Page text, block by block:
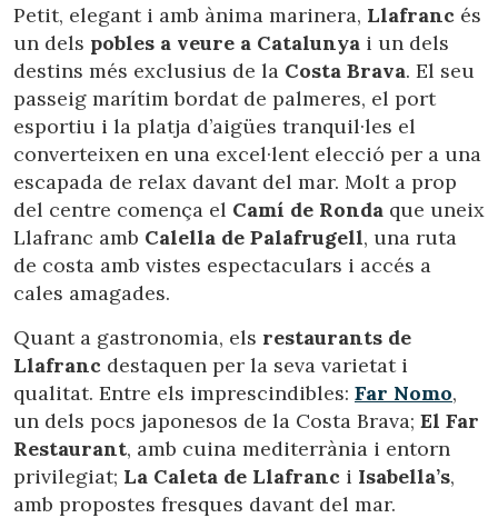
Petit, elegant i amb ànima marinera, Llafranc és
un dels pobles a veure a Catalunya i un dels
destins més exclusius de la Costa Brava. El seu
passeig marítim bordat de palmeres, el port
esportiu i la platja d’aigües tranquil·les el
converteixen en una excel·lent elecció per a una
escapada de relax davant del mar. Molt a prop
del centre comença el Camí de Ronda que uneix
Llafranc amb Calella de Palafrugell, una ruta
de costa amb vistes espectaculars i accés a
cales amagades.
Quant a gastronomia, els restaurants de
Llafranc destaquen per la seva varietat i
qualitat. Entre els imprescindibles: Far Nomo,
un dels pocs japonesos de la Costa Brava; El Far
Restaurant, amb cuina mediterrània i entorn
privilegiat; La Caleta de Llafranc i Isabella’s,
amb propostes fresques davant del mar.